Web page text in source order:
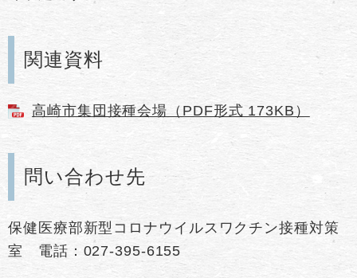
関連資料
高崎市集団接種会場（PDF形式 173KB）
問い合わせ先
保健医療部新型コロナウイルスワクチン接種対策
室 電話：027-395-6155